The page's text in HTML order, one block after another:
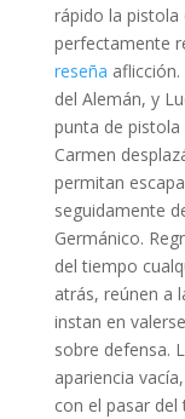
rápido la pistola
perfectamente
reseña
del Alemán, y
punta de
Carmen
permitan
seguidamente
Germánico.
del tiempo
atrás, reúnen a
instan en
sobre defensa.
apariencia
con el pasar